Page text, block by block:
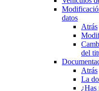
datos
Atrás
del
Atrás
La
¿Has